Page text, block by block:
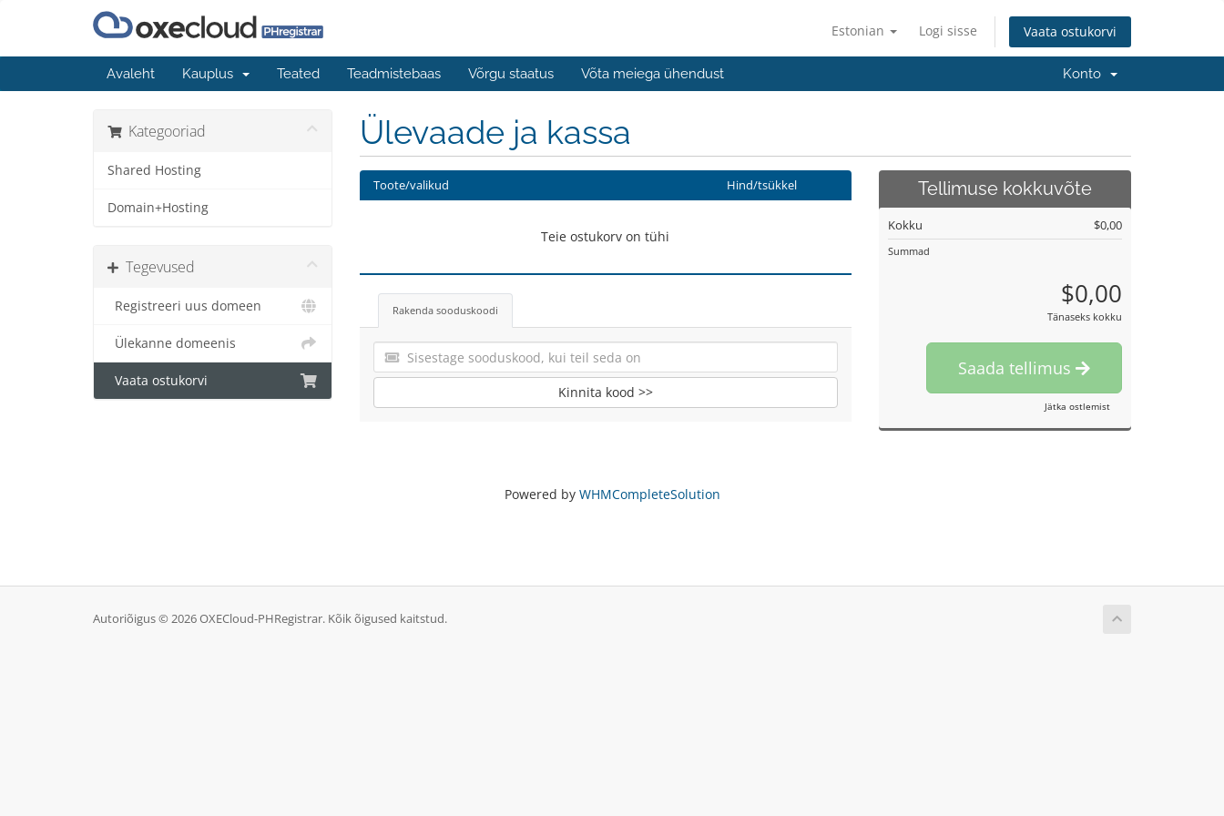
Estonian Logi sisse Vaata ostukorvi
Avaleht Kauplus Teated Teadmistebaas Võrgu staatus Võta meiega ühendust Konto
Kategooriad
Shared Hosting
Domain+Hosting
Tegevused
Registreeri uus domeen
Ülekanne domeenis
Vaata ostukorvi
Ülevaade ja kassa
Toote/valikud Hind/tsükkel
Teie ostukorv on tühi
Rakenda sooduskoodi
Kinnita kood >>
Tellimuse kokkuvõte
Kokku $0,00
Summad
$0,00
Tänaseks kokku
Saada tellimus
Jätka ostlemist
Powered by WHMCompleteSolution
Autoriõigus © 2026 OXECloud-PHRegistrar. Kõik õigused kaitstud.